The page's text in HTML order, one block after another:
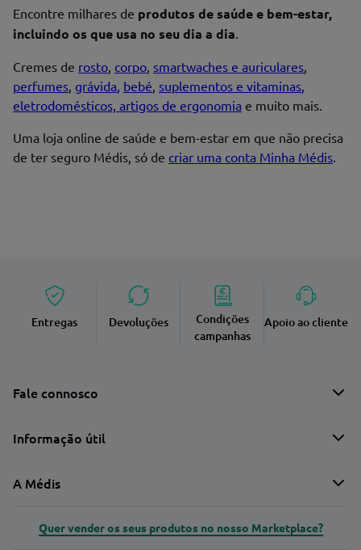
Encontre milhares de produtos de saúde e bem-estar,
incluindo os que usa no seu dia a dia.
Cremes de rosto, corpo, smartwaches e auriculares,
perfumes, grávida, bebé, suplementos e vitaminas,
eletrodomésticos, artigos de ergonomia e muito mais.
Uma loja online de saúde e bem-estar em que não precisa
de ter seguro Médis, só de criar uma conta Minha Médis.
Entregas Devoluções
Condições
campanhas
Apoio ao cliente
Fale connosco
Informação útil
A Médis
Quer vender os seus produtos no nosso Marketplace?